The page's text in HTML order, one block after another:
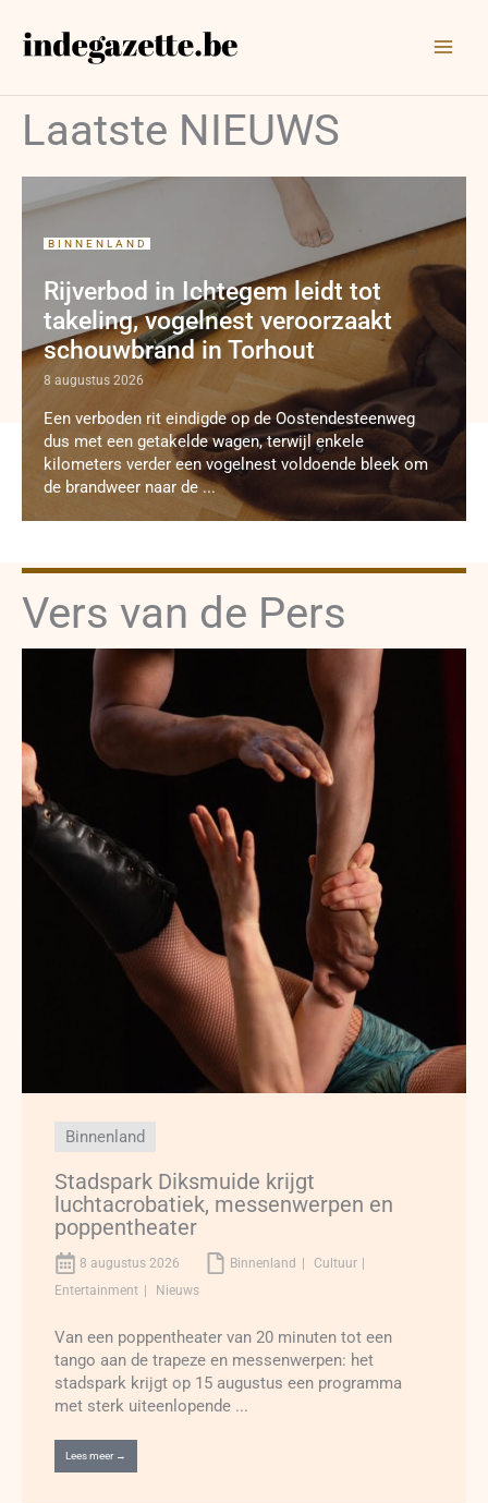
naar
Laatste NIEUWS
BINNENLAND
Rijverbod in Ichtegem leidt tot
takeling, vogelnest veroorzaakt
schouwbrand in Torhout
8 augustus 2026
Een verboden rit eindigde op de Oostendesteenweg
dus met een getakelde wagen, terwijl enkele
kilometers verder een vogelnest voldoende bleek om
de brandweer naar de ...
Vers van de Pers
Binnenland
Stadspark Diksmuide krijgt
luchtacrobatiek, messenwerpen en
poppentheater
8 augustus 2026 Binnenland
Cultuur
Entertainment
Nieuws
Van een poppentheater van 20 minuten tot een
tango aan de trapeze en messenwerpen: het
stadspark krijgt op 15 augustus een programma
met sterk uiteenlopende ...
Lees meer →